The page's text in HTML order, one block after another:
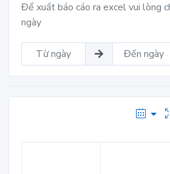
Để xuất báo cáo ra excel vui lòng
ngày